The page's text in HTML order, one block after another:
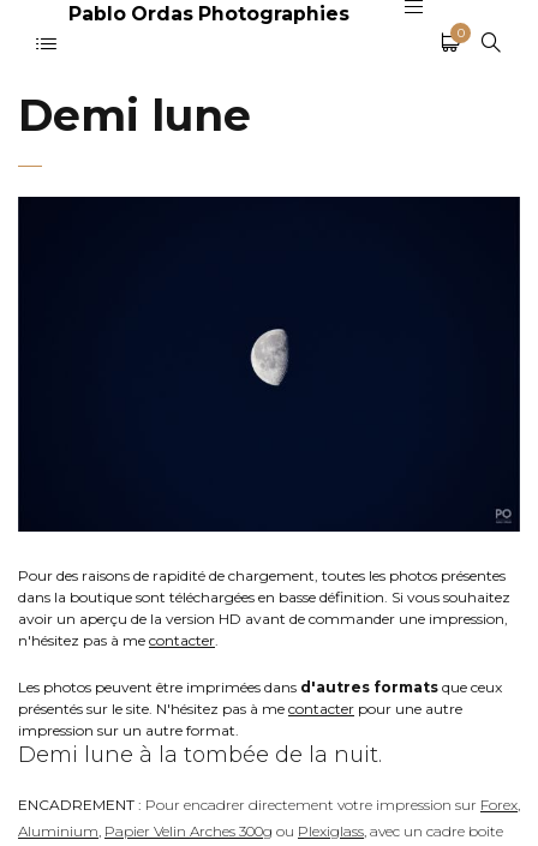
Pablo Ordas Photographies
0
Demi lune
Pour des raisons de rapidité de chargement, toutes les photos présentes
dans la boutique sont téléchargées en basse définition. Si vous souhaitez
avoir un aperçu de la version HD avant de commander une impression,
n'hésitez pas à me contacter
Les photos peuvent être imprimées dans d'autres formats que ceux
présentés sur le site. N'hésitez pas à me contacter pour une autre
impression sur un autre format.
Demi lune à la tombée de la nuit.
ENCADREMENT : Pour encadrer directement votre impression sur Forex
Aluminium Papier Velin Arches 300g ou Plexiglass , avec un cadre boite